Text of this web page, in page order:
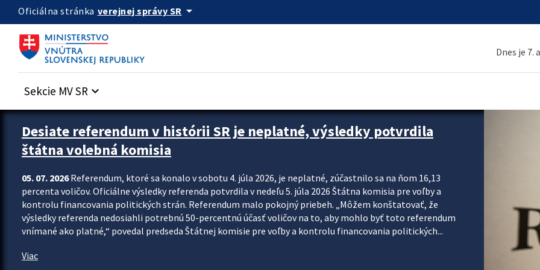
Preskocit na hlavný obsah
Oficiálna stránka verejnej správy SR arrow_drop_down
Dnes je 7.
Sekcie MV SR keyboard_arrow_down
Zastavit automatický posun upútavok
Desiate referendum v histórii SR je neplatné, výsledky potvrdila
štátna volebná komisia
05. 07. 2026Referendum, ktoré sa konalo v sobotu 4. júla 2026, je neplatné, zúčastnilo sa na ňom 16,13
percenta voličov. Oficiálne výsledky referenda potvrdila v nedeľu 5. júla 2026 Štátna komisia pre voľby a
kontrolu financovania politických strán. Referendum malo pokojný priebeh. „Môžem konštatovať, že
výsledky referenda nedosiahli potrebnú 50-percentnú účasť voličov na to, aby mohlo byť toto referendum
vnímané ako platné,“ povedal predseda Štátnej komisie pre voľby a kontrolu financovania politických...
Viac